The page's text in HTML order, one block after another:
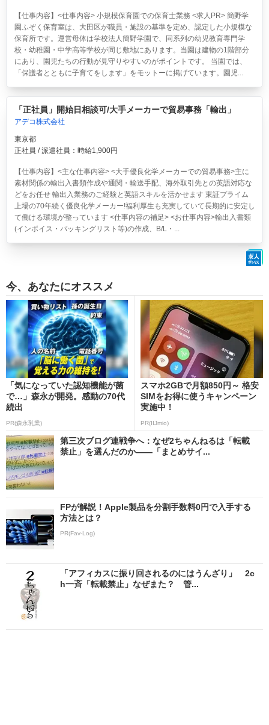
【仕事内容】<仕事内容> 小規模保育園での保育士業務 <求人PR> 簡野学
園ふぞく保育室は、大田区が職員・施設の基準を定め、認定した小規模な
保育所です。運営母体は学校法人簡野学園で、同系列の幼児教育専門学
校・幼稚園・中学高等学校が同じ敷地にあります。当園は建物の1階部分
にあり、園児たちの行動が見守りやすいのがポイントです。 当園では、
「保護者とともに子育てをします」をモットーに掲げています。園児...
「正社員」開始日相談可/大手メーカーで貿易事務「輸出」
アデコ株式会社
東京都
正社員 / 派遣社員：時給1,900円
【仕事内容】<主な仕事内容> <大手優良化学メーカーでの貿易事務>主に
素材関係の輸出入書類作成や通関・輸送手配、海外取引先との英語対応な
どをお任せ 輸出入業務のご経験と英語スキルを活かせます 東証プライム
上場の70年続く優良化学メーカー!福利厚生も充実していて長期的に安定し
て働ける環境が整っています <仕事内容の補足> <お仕事内容>輸出入書類
(インボイス・パッキングリスト等)の作成、B/L・...
今、あなたにオススメ
「気になっていた認知機能が菌
で…」森永が開発。感動の70代
続出
PR(森永乳業)
スマホ2GBで月額850円～ 格安
SIMをお得に使うキャンペーン
実施中！
PR(IIJmio)
第三次ブログ連戦争へ：なぜ2ちゃんねるは「転載
禁止」を選んだのか――「まとめサイ...
FPが解説！Apple製品を分割手数料0円で入手する
方法とは？
PR(Fav-Log)
「アフィカスに振り回されるのにはうんざり」 2c
h一斉「転載禁止」なぜまた？ 管...